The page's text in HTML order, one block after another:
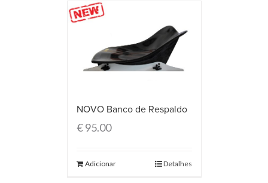
NOVO Banco de Respaldo
€95.00
Adicionar Detalhes